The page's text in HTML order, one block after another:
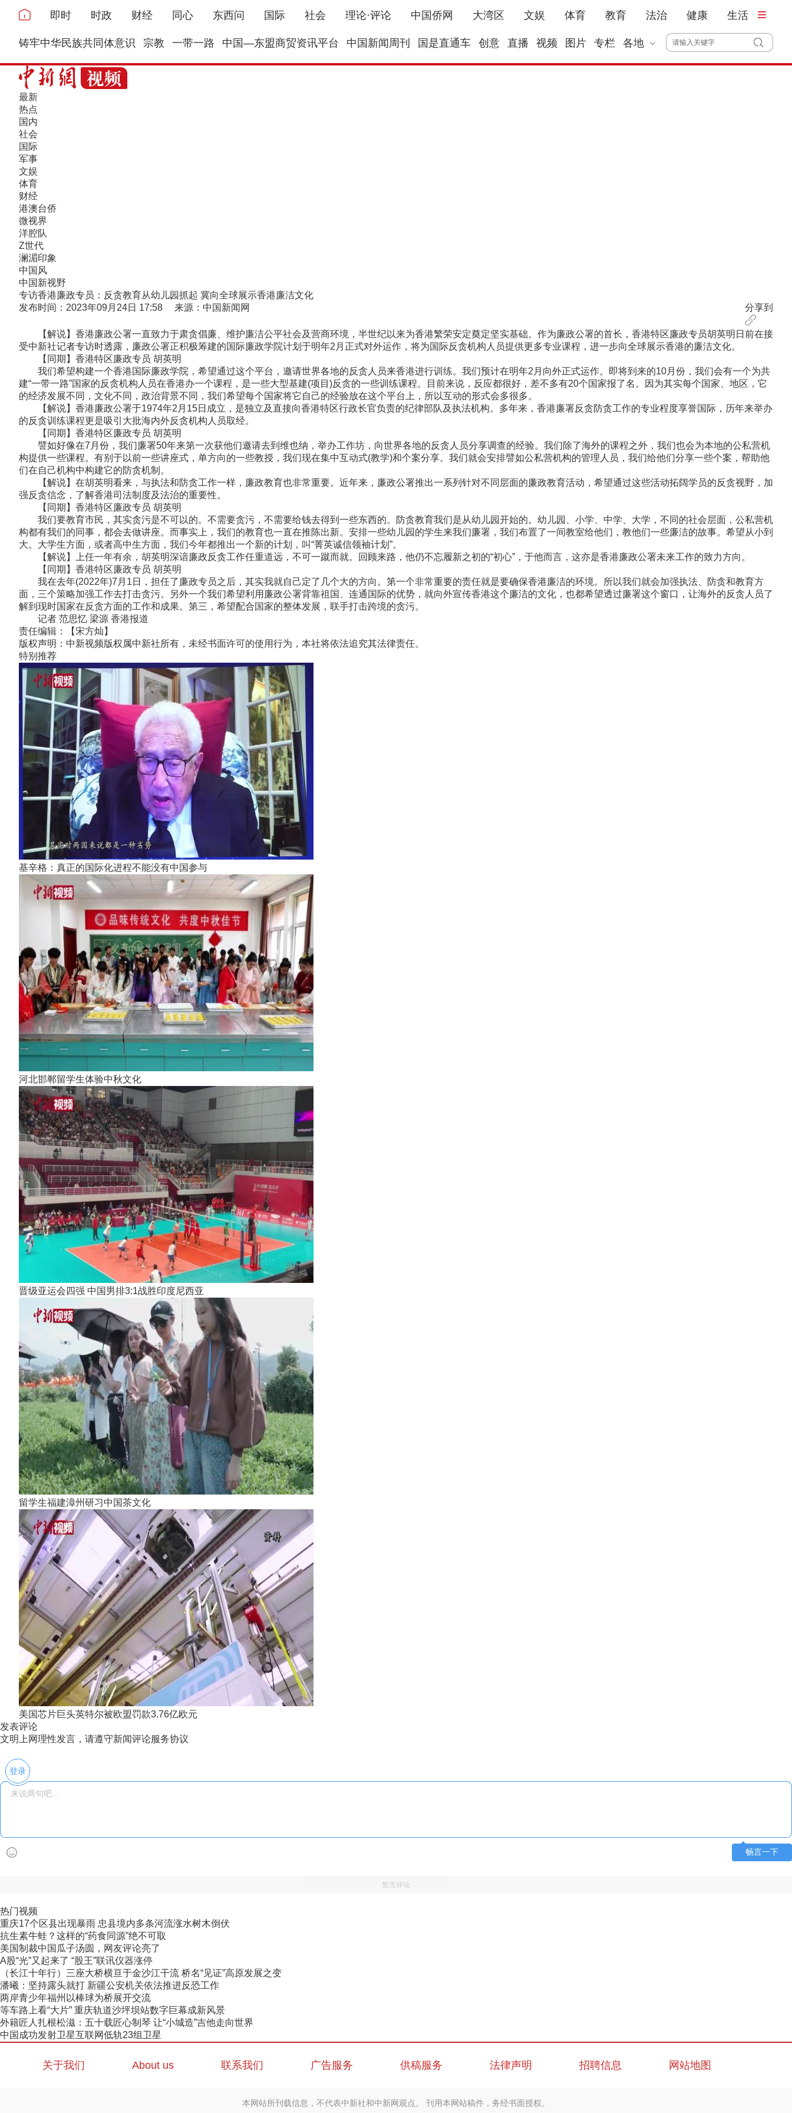
即时 时政 财经 同心 东西问 国际 社会 理论·评论 中国侨网 大湾区 文娱 体育 教育 法治 健康 生活
铸牢中华民族共同体意识 宗教 一带一路 中国—东盟商贸资讯平台 中国新闻周刊 国是直通车 创意 直播 视频 图片 专栏 各地
最新
热点
国内
社会
国际
军事
文娱
体育
财经
港澳台侨
微视界
洋腔队
Z世代
澜湄印象
中国风
中国新视野
专访香港廉政专员：反贪教育从幼儿园抓起 冀向全球展示香港廉洁文化
发布时间：2023年09月24日 17:58 来源：中国新闻网
分享到
【解说】香港廉政公署一直致力于肃贪倡廉、维护廉洁公平社会及营商环境，半世纪以来为香港繁荣安定奠定坚实基础。作为廉政公署的首长，香港特区廉政专员胡英明日前在接
受中新社记者专访时透露，廉政公署正积极筹建的国际廉政学院计划于明年2月正式对外运作，将为国际反贪机构人员提供更多专业课程，进一步向全球展示香港的廉洁文化。
【同期】香港特区廉政专员 胡英明
我们希望构建一个香港国际廉政学院，希望通过这个平台，邀请世界各地的反贪人员来香港进行训练。我们预计在明年2月向外正式运作。即将到来的10月份，我们会有一个为共
建“一带一路”国家的反贪机构人员在香港办一个课程，是一些大型基建(项目)反贪的一些训练课程。目前来说，反应都很好，差不多有20个国家报了名。因为其实每个国家、地区，它
的经济发展不同，文化不同，政治背景不同，我们希望每个国家将它自己的经验放在这个平台上，所以互动的形式会多很多。
【解说】香港廉政公署于1974年2月15日成立，是独立及直接向香港特区行政长官负责的纪律部队及执法机构。多年来，香港廉署反贪防贪工作的专业程度享誉国际，历年来举办
的反贪训练课程更是吸引大批海内外反贪机构人员取经。
【同期】香港特区廉政专员 胡英明
譬如好像在7月份，我们廉署50年来第一次获他们邀请去到维也纳，举办工作坊，向世界各地的反贪人员分享调查的经验。我们除了海外的课程之外，我们也会为本地的公私营机
构提供一些课程。有别于以前一些讲座式，单方向的一些教授，我们现在集中互动式(教学)和个案分享。我们就会安排譬如公私营机构的管理人员，我们给他们分享一些个案，帮助他
们在自己机构中构建它的防贪机制。
【解说】在胡英明看来，与执法和防贪工作一样，廉政教育也非常重要。近年来，廉政公署推出一系列针对不同层面的廉政教育活动，希望通过这些活动拓阔学员的反贪视野，加
强反贪信念，了解香港司法制度及法治的重要性。
【同期】香港特区廉政专员 胡英明
我们要教育市民，其实贪污是不可以的。不需要贪污，不需要给钱去得到一些东西的。防贪教育我们是从幼儿园开始的。幼儿园、小学、中学、大学，不同的社会层面，公私营机
构都有我们的同事，都会去做讲座。而事实上，我们的教育也一直在推陈出新。安排一些幼儿园的学生来我们廉署，我们布置了一间教室给他们，教他们一些廉洁的故事。希望从小到
大。大学生方面，或者高中生方面，我们今年都推出一个新的计划，叫“菁英诚信领袖计划”。
【解说】上任一年有余，胡英明深谙廉政反贪工作任重道远，不可一蹴而就。回顾来路，他仍不忘履新之初的“初心”，于他而言，这亦是香港廉政公署未来工作的致力方向。
【同期】香港特区廉政专员 胡英明
我在去年(2022年)7月1日，担任了廉政专员之后，其实我就自己定了几个大的方向。第一个非常重要的责任就是要确保香港廉洁的环境。所以我们就会加强执法、防贪和教育方
面，三个策略加强工作去打击贪污。另外一个我们希望利用廉政公署背靠祖国、连通国际的优势，就向外宣传香港这个廉洁的文化，也都希望透过廉署这个窗口，让海外的反贪人员了
解到现时国家在反贪方面的工作和成果。第三，希望配合国家的整体发展，联手打击跨境的贪污。
记者 范思忆 梁源 香港报道
责任编辑：【宋方灿】
版权声明：中新视频版权属中新社所有，未经书面许可的使用行为，本社将依法追究其法律责任。
特别推荐
基辛格：真正的国际化进程不能没有中国参与
河北邯郸留学生体验中秋文化
晋级亚运会四强 中国男排3:1战胜印度尼西亚
留学生福建漳州研习中国茶文化
美国芯片巨头英特尔被欧盟罚款3.76亿欧元
发表评论
文明上网理性发言，请遵守新闻评论服务协议
登录
畅言一下
暂无评论
热门视频
重庆17个区县出现暴雨 忠县境内多条河流涨水树木倒伏
抗生素牛蛙？这样的“药食同源”绝不可取
美国制裁中国瓜子汤圆，网友评论亮了
A股“光”又起来了 “股王”联讯仪器涨停
（长江十年行）三座大桥横亘于金沙江干流 桥名“见证”高原发展之变
潘曦：坚持露头就打 新疆公安机关依法推进反恐工作
两岸青少年福州以棒球为桥展开交流
等车路上看“大片” 重庆轨道沙坪坝站数字巨幕成新风景
外籍匠人扎根松滋：五十载匠心制琴 让“小城造”吉他走向世界
中国成功发射卫星互联网低轨23组卫星
关于我们 About us 联系我们 广告服务 供稿服务 法律声明 招聘信息 网站地图
本网站所刊载信息，不代表中新社和中新网观点。 刊用本网站稿件，务经书面授权。